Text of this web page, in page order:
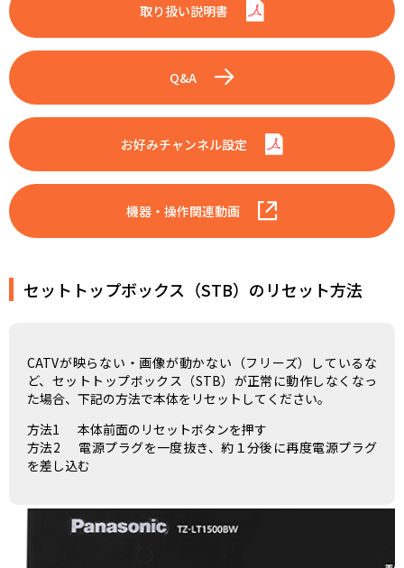
取り扱い説明書
Q&A
お好みチャンネル設定
機器・操作関連動画
セットトップボックス（STB）のリセット方法
CATVが映らない・画像が動かない（フリーズ）しているな
ど、セットトップボックス（STB）が正常に動作しなくなっ
た場合、下記の方法で本体をリセットしてください。
方法1
本体前面のリセットボタンを押す
方法2
電源プラグを一度抜き、約１分後に再度電源プラグ
を差し込む